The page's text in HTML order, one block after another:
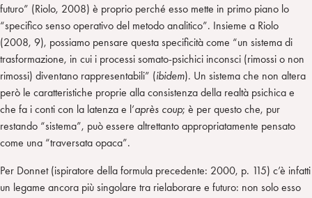
futuro” (Riolo, 2008) è proprio perché esso mette in primo piano lo
“specifico senso operativo del metodo analitico”. Insieme a Riolo
(2008, 9), possiamo pensare questa specificità come “un sistema di
trasformazione, in cui i processi somato-psichici inconsci (rimossi o non
rimossi) diventano rappresentabili” (ibidem). Un sistema che non altera
però le caratteristiche proprie alla consistenza della realtà psichica e
che fa i conti con la latenza e l’après coup; è per questo che, pur
restando “sistema”, può essere altrettanto appropriatamente pensato
come una “traversata opaca”.
Per Donnet (ispiratore della formula precedente: 2000, p. 115) c’è infatti
un legame ancora più singolare tra rielaborare e futuro: non solo esso